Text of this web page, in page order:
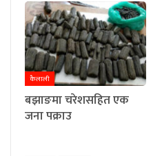
कैलाली
बझाङमा चरेशसहित एक
जना पक्राउ